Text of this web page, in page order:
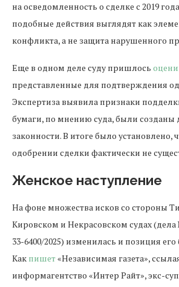
на осведомленность о сделке с 2019
подобные действия выглядят как
конфликта, а не защита нарушенного
Еще в одном деле суду пришлось
представленные для подтверждения
Экспертиза выявила признаки
бумаги, по мнению суда, были созданы
законности. В итоге было установлено,
одобрении сделки фактически не
Женское наступление
На фоне множества исков со стороны
Кировском и Некрасовском судах
33-6400/2025) изменилась и позиция
Как пишет«Независимая газета»,
информагентство «Интер Райт», экс-